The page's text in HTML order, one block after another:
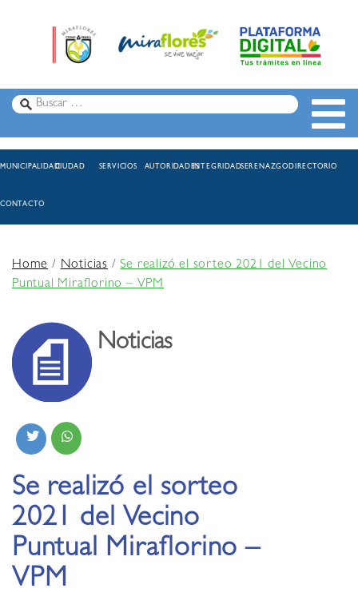
MUNICIPALIDADCIUDAD SERVICIOS AUTORIDADESINTEGRIDADSERENAZGODIRECTORIO
CONTACTO
Home/Noticias /Se realizó el sorteo 2021 del Vecino
Puntual Miraflorino – VPM
Noticias
Se realizó el sorteo
2021 del Vecino
Puntual Miraflorino –
VPM